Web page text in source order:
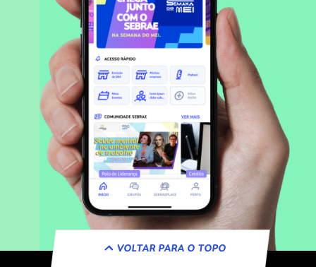
VOLTAR PARA O TOPO